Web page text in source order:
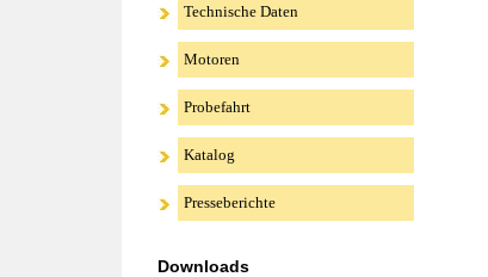
Technische Daten
Motoren
Probefahrt
Katalog
Presseberichte
Downloads